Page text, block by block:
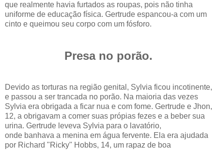
que realmente havia furtados as roupas, pois não tinha
uniforme de educação física. Gertrude espancou-a com um
cinto e queimou seu corpo com um fósforo.
Presa no porão.
Devido as torturas na região genital, Sylvia ficou incotinente,
e passou a ser trancada no porão. Na maioria das vezes
Sylvia era obrigada a ficar nua e com fome. Gertrude e Jhon,
12, a obrigavam a comer suas própias fezes e a beber sua
urina. Gertrude leveva Sylvia para o lavatório,
onde banhava a menina em água fervente. Ela era ajudada
por Richard "Ricky" Hobbs, 14, um rapaz de boa